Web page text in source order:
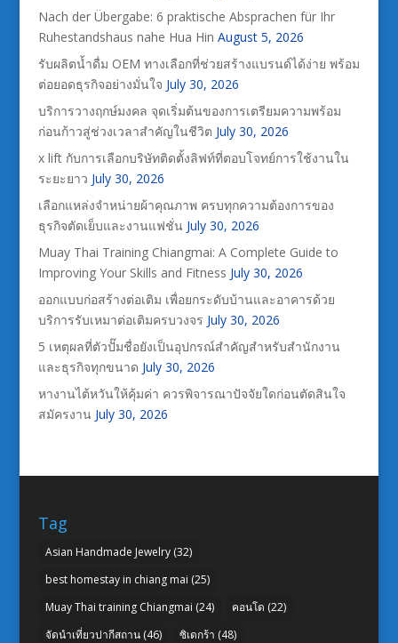
Nach der Übergabe: 6 praktische Absprachen für Ihr
Ruhestandshaus nahe Hua Hin August 5, 2026
รับผลิตน้ำดื่ม OEM ทางเลือกที่ช่วยสร้างแบรนด์ได้ง่าย พร้อม
ต่อยอดธุรกิจอย่างมั่นใจ July 30, 2026
บริการวางฤกษ์มงคล จุดเริ่มต้นของการเตรียมความพร้อม
ก่อนก้าวสู่ช่วงเวลาสำคัญในชีวิต July 30, 2026
x lift กับการเลือกบริษัทติดตั้งลิฟท์ที่ตอบโจทย์การใช้งานใน
ระยะยาว July 30, 2026
เลือกแหล่งจำหน่ายผ้าคุณภาพ ครบทุกความต้องการของ
ธุรกิจตัดเย็บและงานแฟชั่น July 30, 2026
Muay Thai Training Chiangmai: A Complete Guide to
Improving Your Skills and Fitness July 30, 2026
ออกแบบก่อสร้างต่อเติม เพื่อยกระดับบ้านและอาคารด้วย
บริการรับเหมาต่อเติมครบวงจร July 30, 2026
5 เหตุผลที่ตัวปั๊มชื่อยังเป็นอุปกรณ์สำคัญสำหรับสำนักงาน
และธุรกิจทุกขนาด July 30, 2026
หางานไต้หวันให้คุ้มค่า ควรพิจารณาปัจจัยใดก่อนตัดสินใจ
สมัครงาน July 30, 2026
Tag
Asian Handmade Jewelry(32)
best homestay in chiang mai (25)
Muay Thai training Chiangmai (24) คอนโด (22)
จัดนำเที่ยวปากีสถาน(46) ซิเดกร้า (48)